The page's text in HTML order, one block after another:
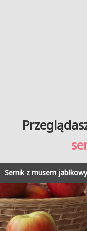
Sernik z musem